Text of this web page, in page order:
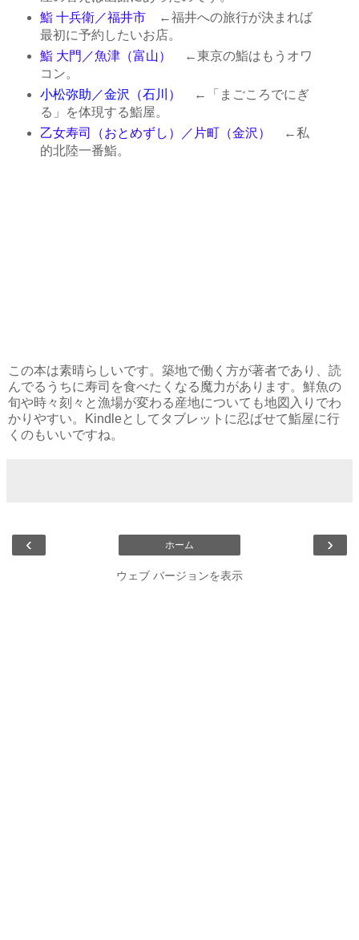
鮨 十兵衛／福井市←福井への旅行が決まれば
最初に予約したいお店。
鮨 大門／魚津（富山）
←東京の鮨はもうオワ
コン。
小松弥助／金沢（石川）
←「まごころでにぎ
る」を体現する鮨屋。
乙女寿司（おとめずし）／片町（金沢）
←私
的北陸一番鮨。
この本は素晴らしいです。築地で働く方が著者であり、読
んでるうちに寿司を食べたくなる魔力があります。鮮魚の
旬や時々刻々と漁場が変わる産地についても地図入りでわ
かりやすい。Kindleとしてタブレットに忍ばせて鮨屋に行
くのもいいですね。
‹ ›
ホーム
ウェブ バージョンを表示